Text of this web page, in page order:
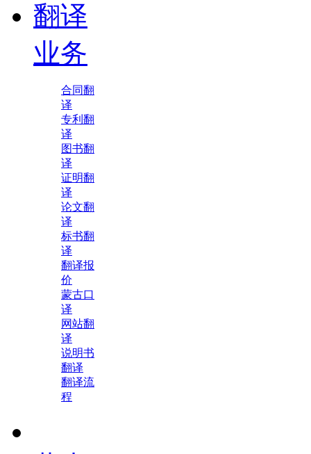
翻译
业务
合同翻
译
专利翻
译
图书翻
译
证明翻
译
论文翻
译
标书翻
译
翻译报
价
蒙古口
译
网站翻
译
说明书
翻译
翻译流
程